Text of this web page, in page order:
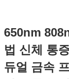
650nm
법 신체 통
듀얼 금속